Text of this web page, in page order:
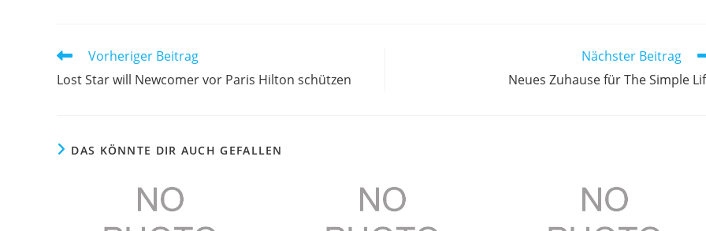
Weitere
ansehen
Vorheriger Beitrag
Lost Star will Newcomer vor Paris Hilton schützen
Nächster Beitrag
Neues Zuhause für The Simple
DAS KÖNNTE DIR AUCH GEFALLEN